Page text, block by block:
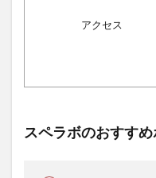
アクセス
スペラボのおすすめ